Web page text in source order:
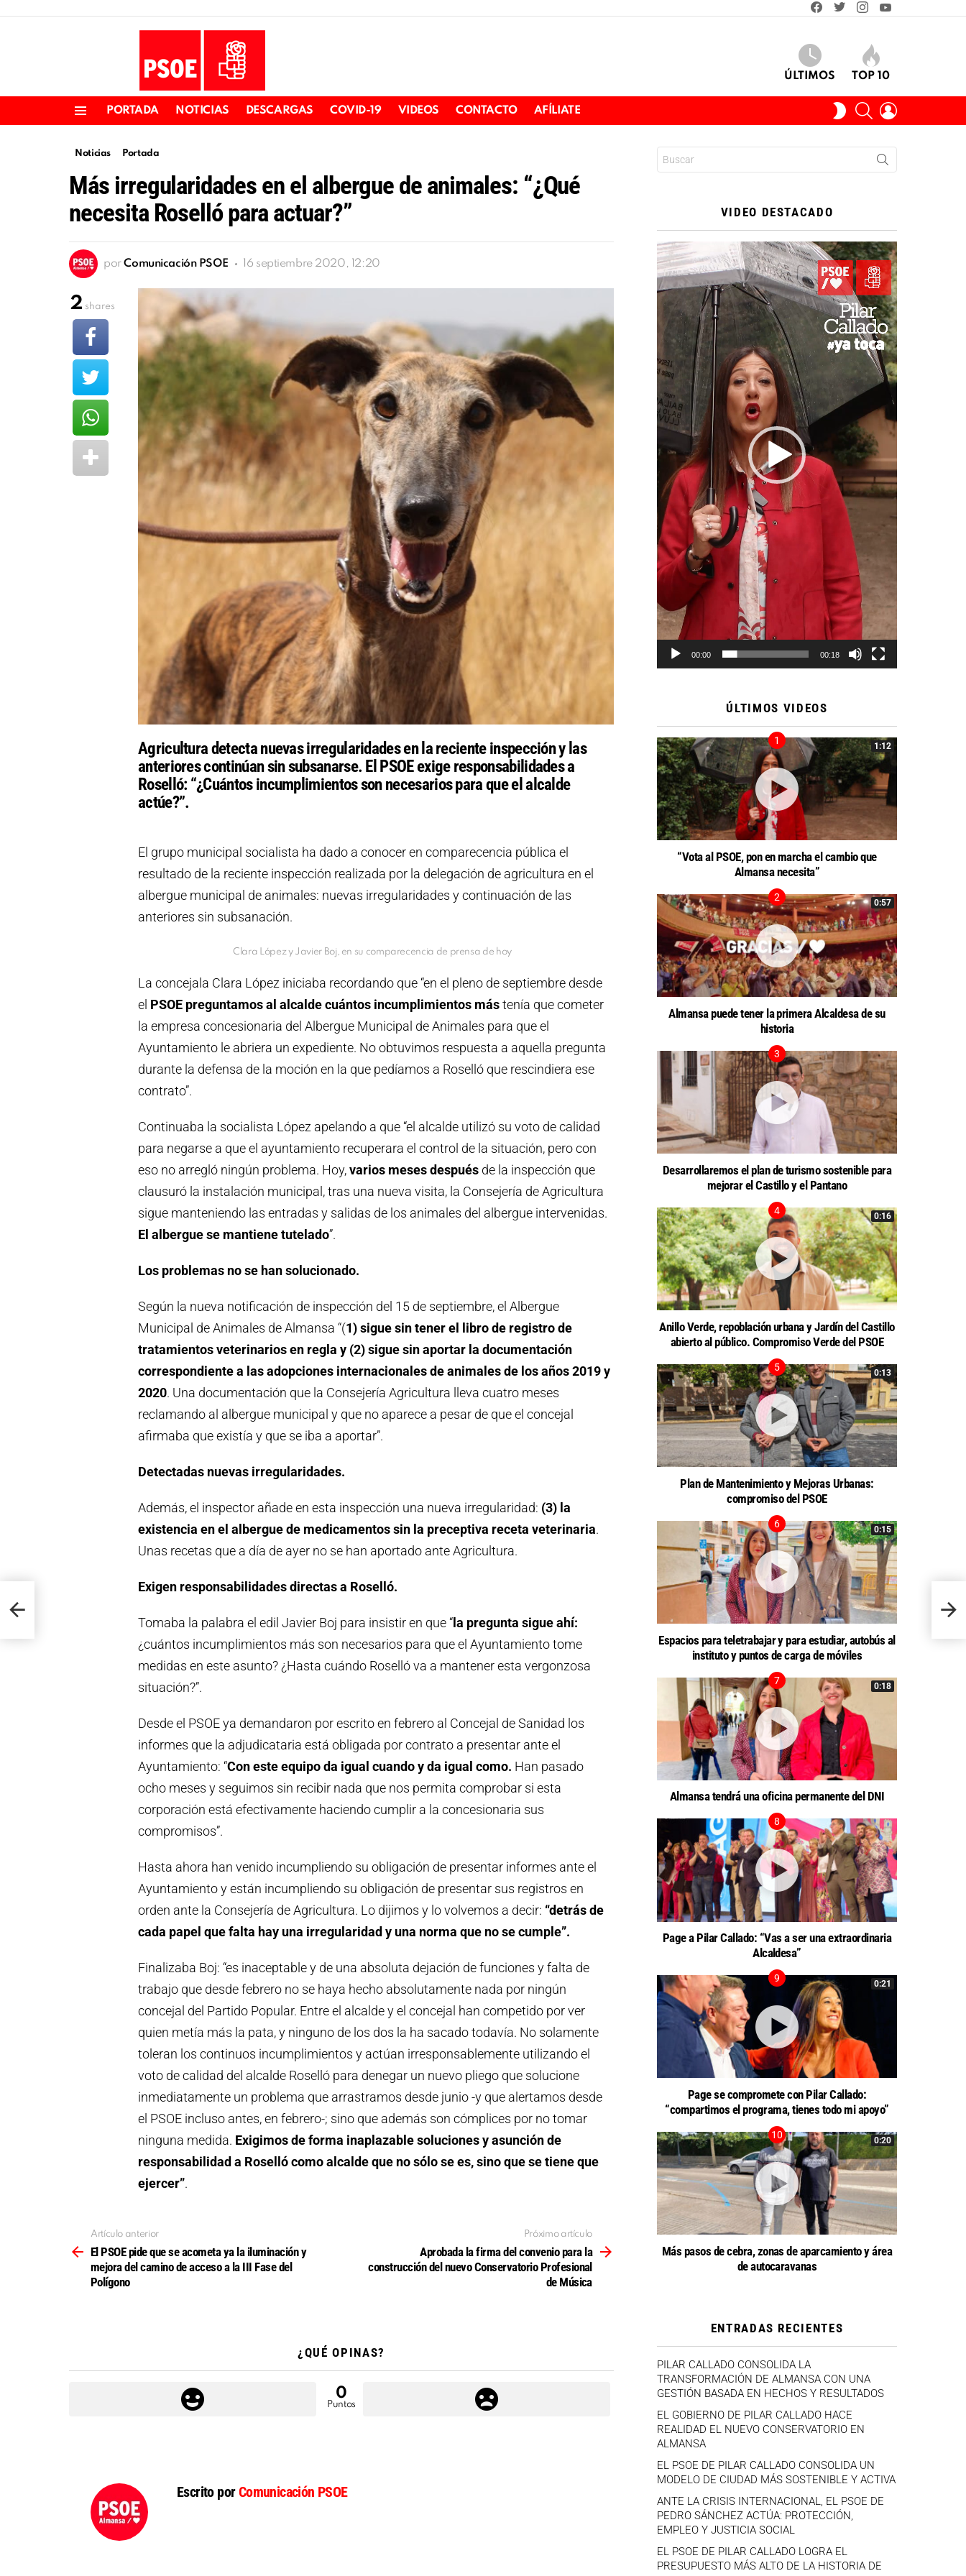
ÚLTIMOS TOP 10
PORTADA NOTICIAS DESCARGAS COVID-19 VIDEOS CONTACTO AFÍLIATE
SWITCH
SKIN
BUSCAR
Noticias Portada
Más irregularidades en el albergue de animales: “¿Qué
necesita Roselló para actuar?”
por Comunicación PSOE 16 septiembre 2020, 12:20
Agricultura detecta nuevas irregularidades en la reciente inspección y las
anteriores continúan sin subsanarse. El PSOE exige responsabilidades a
Roselló: “¿Cuántos incumplimientos son necesarios para que el alcalde
actúe?”.
El grupo municipal socialista ha dado a conocer en comparecencia pública el
resultado de la reciente inspección realizada por la delegación de agricultura en el
albergue municipal de animales: nuevas irregularidades y continuación de las
anteriores sin subsanación.
Clara López y Javier Boj, en su comparecencia de prensa de hoy
La concejala Clara López iniciaba recordando que “en el pleno de septiembre desde
el PSOE preguntamos al alcalde cuántos incumplimientos mástenía que cometer
la empresa concesionaria del Albergue Municipal de Animales para que el
Ayuntamiento le abriera un expediente. No obtuvimos respuesta a aquella pregunta
durante la defensa de la moción en la que pedíamos a Roselló que rescindiera ese
contrato”.
Continuaba la socialista López apelando a que “el alcalde utilizó su voto de calidad
para negarse a que el ayuntamiento recuperara el control de la situación, pero con
eso no arregló ningún problema. Hoy,varios meses después de la inspección que
clausuró la instalación municipal, tras una nueva visita, la Consejería de Agricultura
sigue manteniendo las entradas y salidas de los animales del albergue intervenidas.
El albergue se mantiene tutelado”.
Los problemas no se han solucionado.
Según la nueva notificación de inspección del 15 de septiembre, el Albergue
Municipal de Animales de Almansa “(1) sigue sin tener el libro de registro de
tratamientos veterinarios en regla y (2) sigue sin aportar la documentación
correspondiente a las adopciones internacionales de animales de los años 2019 y
2020. Una documentación que la Consejería Agricultura lleva cuatro meses
reclamando al albergue municipal y que no aparece a pesar de que el concejal
afirmaba que existía y que se iba a aportar”.
Detectadas nuevas irregularidades.
Además, el inspector añade en esta inspección una nueva irregularidad: (3) la
existencia en el albergue de medicamentos sin la preceptiva receta veterinaria.
Unas recetas que a día de ayer no se han aportado ante Agricultura.
Exigen responsabilidades directas a Roselló.
Tomaba la palabra el edil Javier Boj para insistir en que “la pregunta sigue ahí:
¿cuántos incumplimientos más son necesarios para que el Ayuntamiento tome
medidas en este asunto? ¿Hasta cuándo Roselló va a mantener esta vergonzosa
situación?”.
Desde el PSOE ya demandaron por escrito en febrero al Concejal de Sanidad los
informes que la adjudicataria está obligada por contrato a presentar ante el
Ayuntamiento: “Con este equipo da igual cuando y da igual como. Han pasado
ocho meses y seguimos sin recibir nada que nos permita comprobar si esta
corporación está efectivamente haciendo cumplir a la concesionaria sus
compromisos”.
Hasta ahora han venido incumpliendo su obligación de presentar informes ante el
Ayuntamiento y están incumpliendo su obligación de presentar sus registros en
orden ante la Consejería de Agricultura. Lo dijimos y lo volvemos a decir: “detrás de
cada papel que falta hay una irregularidad y una norma que no se cumple”.
Finalizaba Boj: “es inaceptable y de una absoluta dejación de funciones y falta de
trabajo que desde febrero no se haya hecho absolutamente nada por ningún
concejal del Partido Popular. Entre el alcalde y el concejal han competido por ver
quien metía más la pata, y ninguno de los dos la ha sacado todavía. No solamente
toleran los continuos incumplimientos y actúan irresponsablemente utilizando el
voto de calidad del alcalde Roselló para denegar un nuevo pliego que solucione
inmediatamente un problema que arrastramos desde junio -y que alertamos desde
el PSOE incluso antes, en febrero-; sino que además son cómplices por no tomar
ninguna medida. Exigimos de forma inaplazable soluciones y asunción de
responsabilidad a Roselló como alcalde que no sólo se es, sino que se tiene que
ejercer”.
2 shares
más
Artículo anterior
El PSOE pide que se acometa ya la iluminación y
mejora del camino de acceso a la III Fase del
Polígono
Próximo artículo
Aprobada la firma del convenio para la
construcción del nuevo Conservatorio Profesional
de Música
¿QUÉ OPINAS?
0
Puntos
Escrito porComunicación PSOE
del
VIDEO DESTACADO
Reproductor
de
vídeo
00:00 00:18
ÚLTIMOS VIDEOS
1:12
“Vota al PSOE, pon en marcha el cambio que
Almansa necesita”
0:57
Almansa puede tener la primera Alcaldesa de su
historia
Desarrollaremos el plan de turismo sostenible para
mejorar el Castillo y el Pantano
0:16
Anillo Verde, repoblación urbana y Jardín del Castillo
abierto al público. Compromiso Verde del PSOE
0:13
Plan de Mantenimiento y Mejoras Urbanas:
compromiso del PSOE
0:15
Espacios para teletrabajar y para estudiar, autobús al
instituto y puntos de carga de móviles
0:18
Almansa tendrá una oficina permanente del DNI
Page a Pilar Callado: “Vas a ser una extraordinaria
Alcaldesa”
0:21
Page se compromete con Pilar Callado:
“compartimos el programa, tienes todo mi apoyo”
0:20
Más pasos de cebra, zonas de aparcamiento y área
de autocaravanas
ENTRADAS RECIENTES
PILAR CALLADO CONSOLIDA LA
TRANSFORMACIÓN DE ALMANSA CON UNA
GESTIÓN BASADA EN HECHOS Y RESULTADOS
EL GOBIERNO DE PILAR CALLADO HACE
REALIDAD EL NUEVO CONSERVATORIO EN
ALMANSA
EL PSOE DE PILAR CALLADO CONSOLIDA UN
MODELO DE CIUDAD MÁS SOSTENIBLE Y ACTIVA
ANTE LA CRISIS INTERNACIONAL, EL PSOE DE
PEDRO SÁNCHEZ ACTÚA: PROTECCIÓN,
EMPLEO Y JUSTICIA SOCIAL
EL PSOE DE PILAR CALLADO LOGRA EL
PRESUPUESTO MÁS ALTO DE LA HISTORIA DE